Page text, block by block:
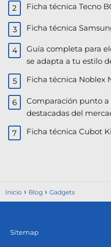
Ficha técnica Tecno
Ficha técnica
Guía completa para
se adapta a tu estilo
Ficha técnica Noblex
Comparación punto
destacadas del
Ficha técnica Cubot
Inicio Blog Gadgets
Sitemap